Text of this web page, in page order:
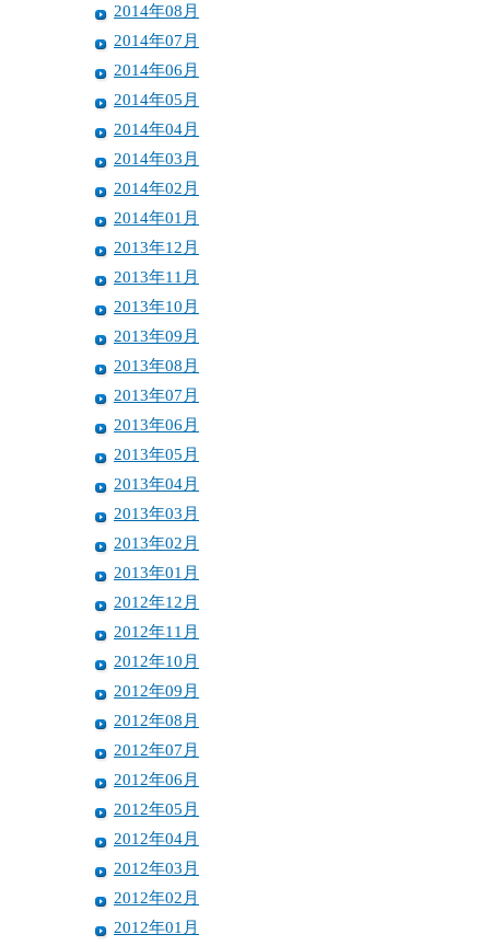
2014年08月
2014年07月
2014年06月
2014年05月
2014年04月
2014年03月
2014年02月
2014年01月
2013年12月
2013年11月
2013年10月
2013年09月
2013年08月
2013年07月
2013年06月
2013年05月
2013年04月
2013年03月
2013年02月
2013年01月
2012年12月
2012年11月
2012年10月
2012年09月
2012年08月
2012年07月
2012年06月
2012年05月
2012年04月
2012年03月
2012年02月
2012年01月